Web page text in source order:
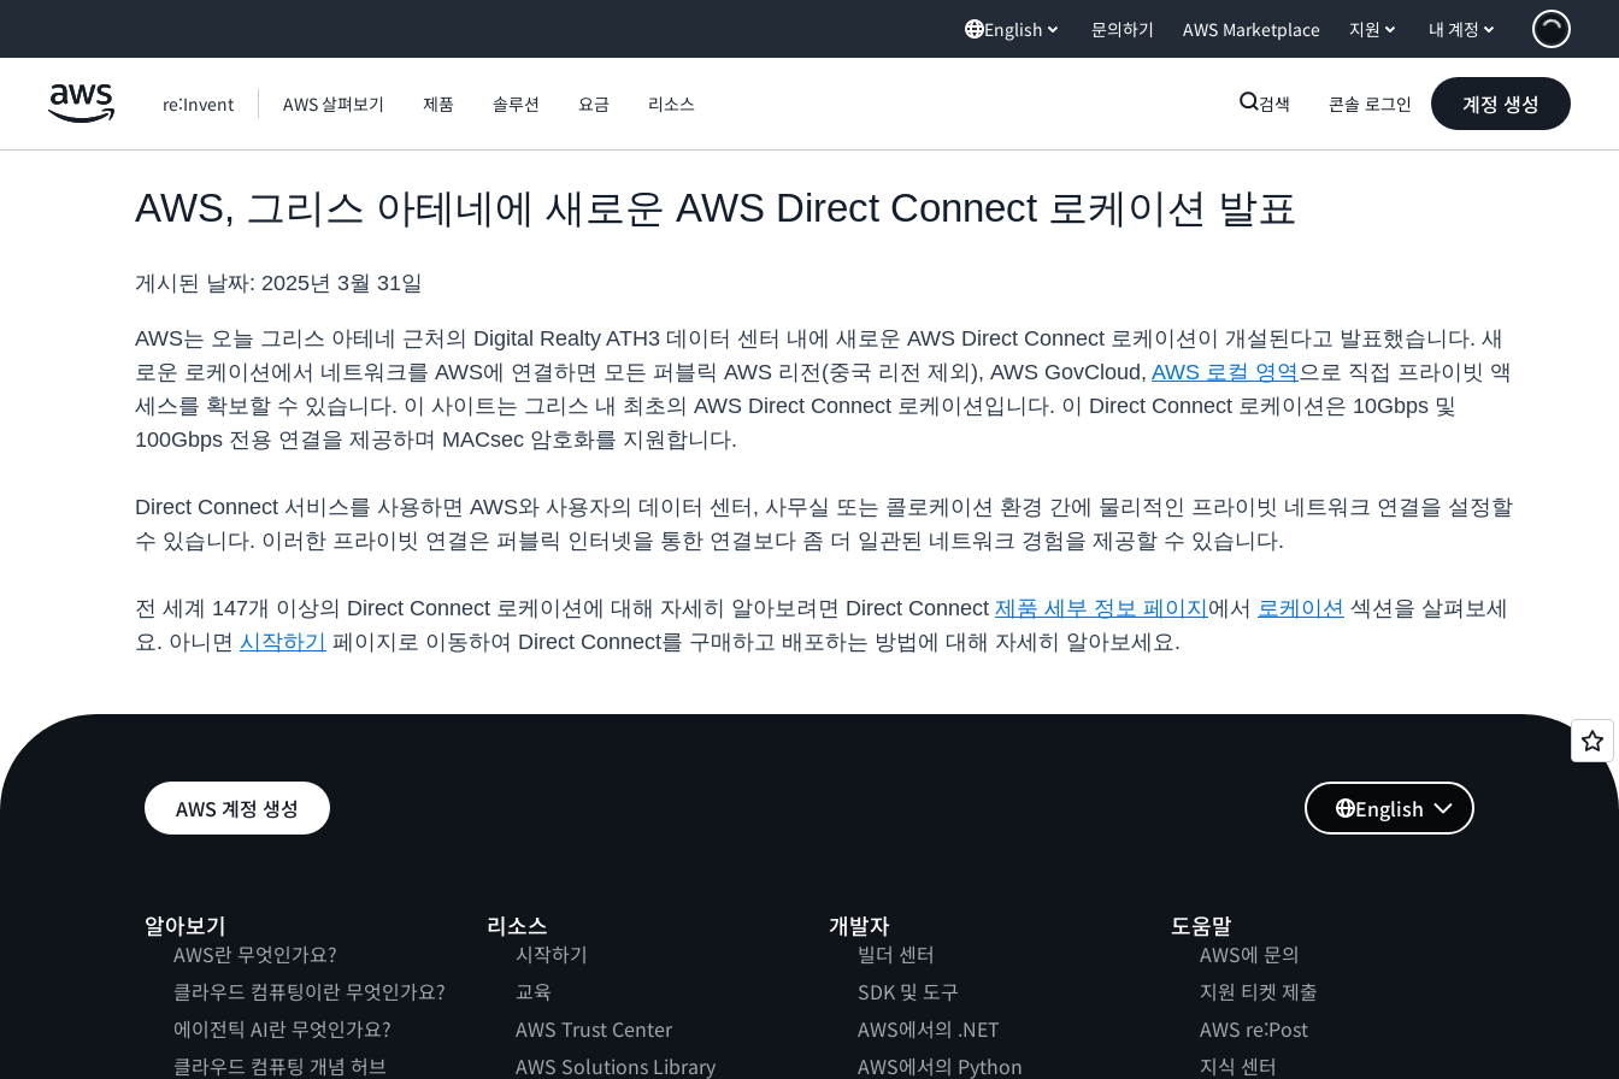
English 문의하기 AWS Marketplace 지원 내 계정
re:Invent AWS 살펴보기 제품 솔루션 요금 리소스 검색 콘솔 로그인 계정 생성
AWS, 그리스 아테네에 새로운 AWS Direct Connect 로케이션 발표
게시된 날짜: 2025년 3월 31일
AWS는 오늘 그리스 아테네 근처의 Digital Realty ATH3 데이터 센터 내에 새로운 AWS Direct Connect 로케이션이 개설된다고 발표했습니다. 새
로운 로케이션에서 네트워크를 AWS에 연결하면 모든 퍼블릭 AWS 리전(중국 리전 제외), AWS GovCloud, AWS 로컬 영역으로 직접 프라이빗 액
세스를 확보할 수 있습니다. 이 사이트는 그리스 내 최초의 AWS Direct Connect 로케이션입니다. 이 Direct Connect 로케이션은 10Gbps 및
100Gbps 전용 연결을 제공하며 MACsec 암호화를 지원합니다.
Direct Connect 서비스를 사용하면 AWS와 사용자의 데이터 센터, 사무실 또는 콜로케이션 환경 간에 물리적인 프라이빗 네트워크 연결을 설정할
수 있습니다. 이러한 프라이빗 연결은 퍼블릭 인터넷을 통한 연결보다 좀 더 일관된 네트워크 경험을 제공할 수 있습니다.
전 세계 147개 이상의 Direct Connect 로케이션에 대해 자세히 알아보려면 Direct Connect 제품 세부 정보 페이지 에서 로케이션 섹션을 살펴보세
요. 아니면 시작하기 페이지로 이동하여 Direct Connect를 구매하고 배포하는 방법에 대해 자세히 알아보세요.
AWS 계정 생성
알아보기
AWS란 무엇인가요?
클라우드 컴퓨팅이란 무엇인가요?
에이전틱 AI란 무엇인가요?
클라우드 컴퓨팅 개념 허브
리소스
시작하기
교육
AWS Trust Center
AWS Solutions Library
개발자
빌더 센터
SDK 및 도구
AWS에서의 .NET
AWS에서의 Python
도움말
AWS에 문의
지원 티켓 제출
AWS re:Post
지식 센터
English